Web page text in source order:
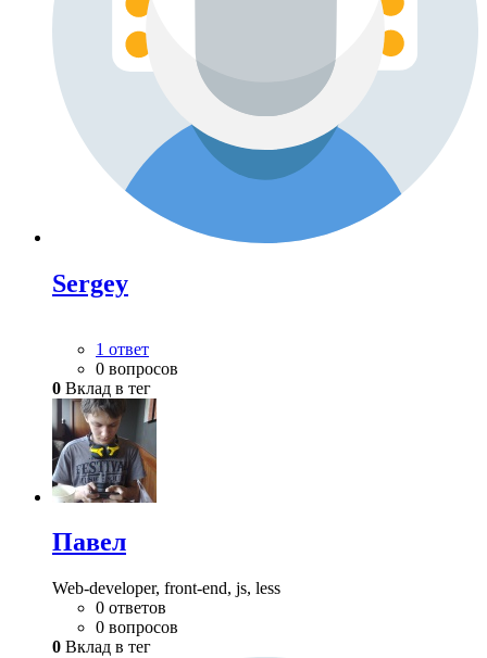
Sergey
1 ответ
0 вопросов
0 Вклад в тег
Павел
Web-developer, front-end, js, less
0 ответов
0 вопросов
0 Вклад в тег